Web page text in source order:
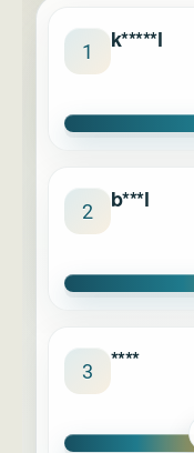
1 k*****l
2 b***l
3 ****